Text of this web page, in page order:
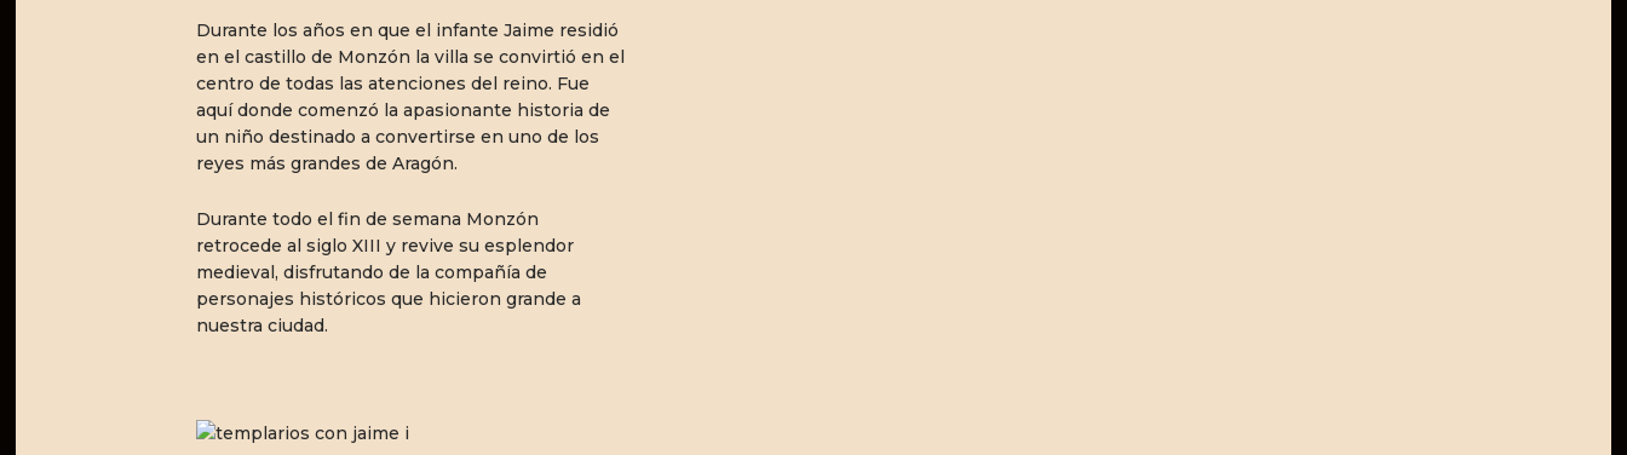
Durante los años en que el infante Jaime residió
en el castillo de Monzón la villa se convirtió en el
centro de todas las atenciones del reino. Fue
aquí donde comenzó la apasionante historia de
un niño destinado a convertirse en uno de los
reyes más grandes de Aragón.
Durante todo el fin de semana Monzón
retrocede al siglo XIII y revive su esplendor
medieval, disfrutando de la compañía de
personajes históricos que hicieron grande a
nuestra ciudad.